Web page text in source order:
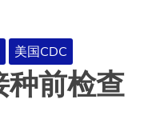
美国CDC
种前检查